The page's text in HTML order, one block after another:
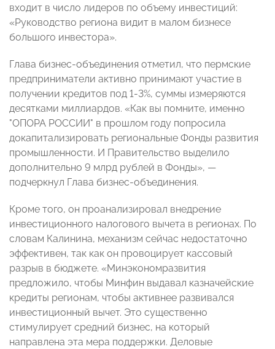
входит в число лидеров по объему инвестиций:
«Руководство региона видит в малом бизнесе
большого инвестора».
Глава бизнес-объединения отметил, что пермские
предприниматели активно принимают участие в
получении кредитов под 1-3%, суммы измеряются
десятками миллиардов. «Как вы помните, именно
"ОПОРА РОССИИ" в прошлом году попросила
докапитализировать региональные Фонды развития
промышленности. И Правительство выделило
дополнительно 9 млрд рублей в Фонды», —
подчеркнул Глава бизнес-объединения.
Кроме того, он проанализировал внедрение
инвестиционного налогового вычета в регионах. По
словам Калинина, механизм сейчас недостаточно
эффективен, так как он провоцирует кассовый
разрыв в бюджете. «Минэкономразвития
предложило, чтобы Минфин выдавал казначейские
кредиты регионам, чтобы активнее развивался
инвестиционный вычет. Это существенно
стимулирует средний бизнес, на который
направлена эта мера поддержки. Деловые